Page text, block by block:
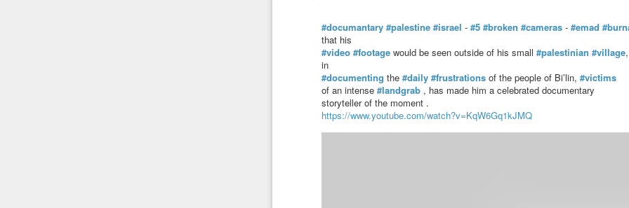
#documantary #palestine #israel - #5 #broken #cameras - #emad
that his
#video #footage would be seen outside of his small #palestinian #village
in
#documenting the #daily #frustrations of the people of Bi’lin, #victims
of an intense #landgrab , has made him a celebrated documentary
storyteller of the moment .
https://www.youtube.com/watch?v=KqW6Gq1kJMQ